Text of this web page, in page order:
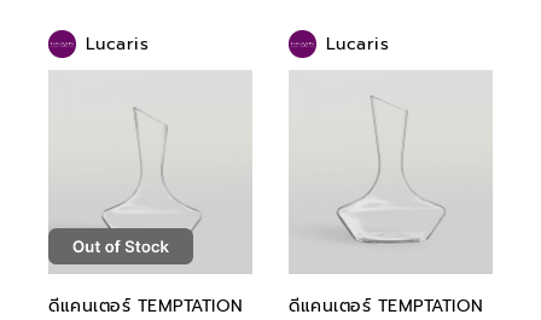
Lucaris
ดีแคนเตอร์ TEMPTATION
Lucaris
ดีแคนเตอร์ TEMPTATION